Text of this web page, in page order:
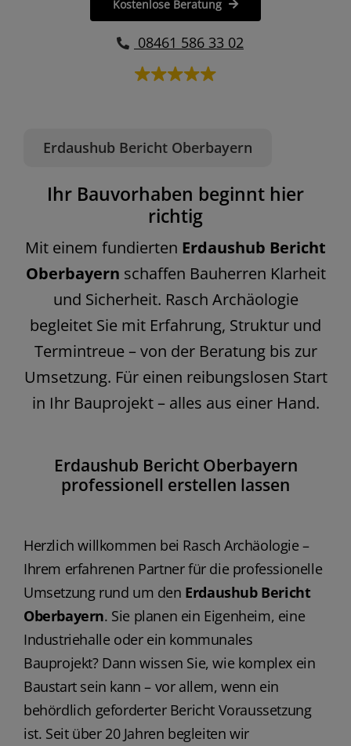
Erdaushub Bericht Oberbayern
Ihr Bauvorhaben beginnt hier
richtig
Mit einem fundierten Erdaushub Bericht
Oberbayern schaffen Bauherren Klarheit
und Sicherheit. Rasch Archäologie
begleitet Sie mit Erfahrung, Struktur und
Termintreue – von der Beratung bis zur
Umsetzung. Für einen reibungslosen Start
in Ihr Bauprojekt – alles aus einer Hand.
Kostenlose Beratung
08461 586 33 02
Erdaushub Bericht Oberbayern
professionell erstellen lassen
Herzlich willkommen bei Rasch Archäologie –
Ihrem erfahrenen Partner für die professionelle
Umsetzung rund um den Erdaushub Bericht
Oberbayern. Sie planen ein Eigenheim, eine
Industriehalle oder ein kommunales
Bauprojekt? Dann wissen Sie, wie komplex ein
Baustart sein kann – vor allem, wenn ein
behördlich geforderter Bericht Voraussetzung
ist. Seit über 20 Jahren begleiten wir